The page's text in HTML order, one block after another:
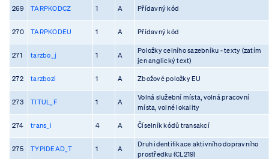
269 TARPKODCZ 1 A Přídavný kód
270 TARPKODEU 1 A Přídavný kód
271 tarzbo_j 1 A
Položky celního sazebníku - texty (zatím
jen anglický text)
272 tarzbozi 1 A Zbožové položky EU
273 TITUL_F 1 A
Volná služební místa, volná pracovní
místa, volné lokality
274 trans_i 4 A Číselník kódů transakcí
275 TYPIDEAD_T 1 A
Druh identifikace aktivního dopravního
prostředku (CL219)